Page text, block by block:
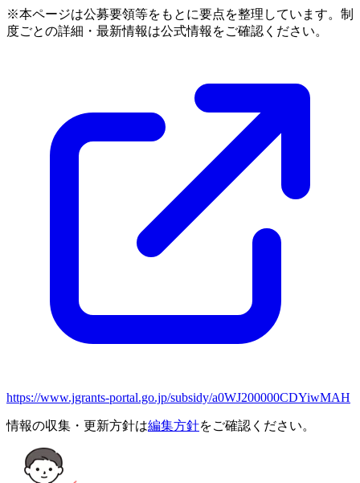
※本ページは公募要領等をもとに要点を整理しています。制
度ごとの詳細・最新情報は公式情報をご確認ください。
https://www.jgrants-portal.go.jp/subsidy/a0WJ200000CDYiwMAH
情報の収集・更新方針は編集方針をご確認ください。